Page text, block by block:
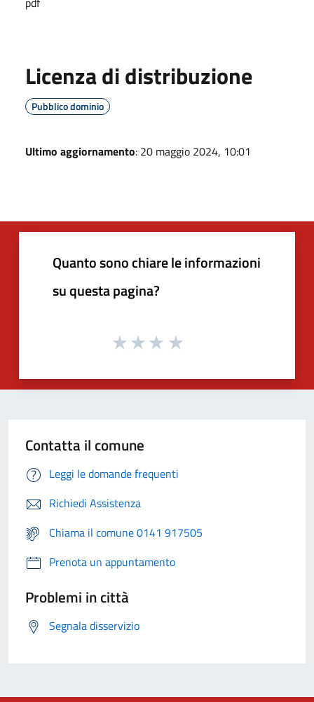
Licenza di distribuzione
Pubblico dominio
Ultimo aggiornamento: 20 maggio 2024, 10:01
Quanto sono chiare le informazioni
su questa pagina?
Contatta il comune
Leggi le domande frequenti
Richiedi Assistenza
Chiama il comune 0141 917505
Prenota un appuntamento
Problemi in città
Segnala disservizio